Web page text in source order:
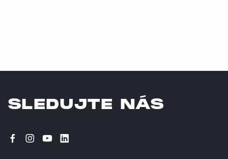
SLEDUJTE NÁS